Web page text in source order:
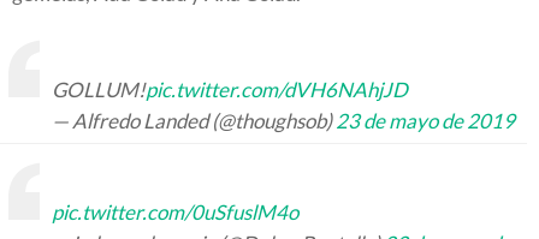
GOLLUM!pic.twitter.com/dVH6NAhjJD
— Alfredo Landed (@thoughsob)23 de mayo de 2019
pic.twitter.com/0uSfuslM4o